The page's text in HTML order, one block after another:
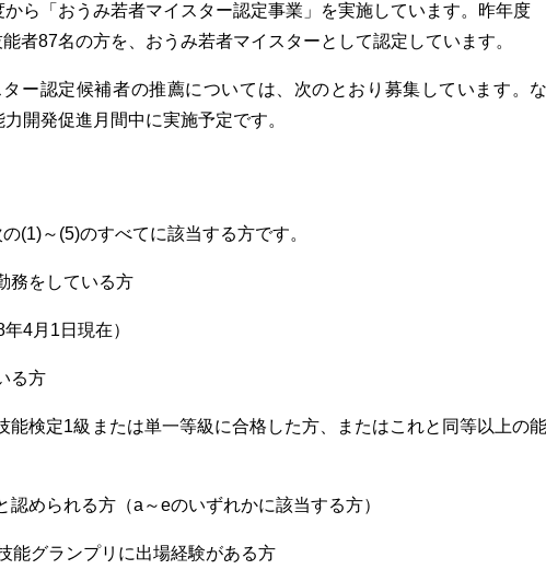
ら「おうみ若者マイスター認定事業」を実施しています。昨年度
者87名の方を、おうみ若者マイスターとして認定しています。
ー認定候補者の推薦については、次のとおり募集しています。
開発促進月間中に実施予定です。
(1)～(5)のすべてに該当する方です。
務をしている方
4月1日現在）
る方
能検定1級または単一等級に合格した方、またはこれと同等以上の
められる方（a～eのいずれかに該当する方）
能グランプリに出場経験がある方